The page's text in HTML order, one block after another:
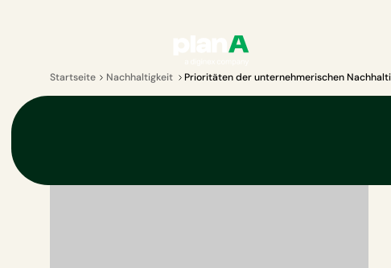
Startseite Nachhaltigkeit Prioritäten der unternehmerischen